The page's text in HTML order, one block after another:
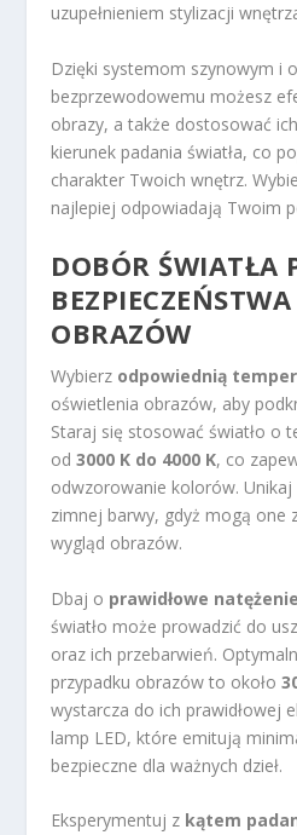
uzupełnieniem stylizacji
Dzięki systemom szynowym i
bezprzewodowemu możesz
obrazy, a także dostosować
kierunek padania światła, co
charakter Twoich wnętrz.
najlepiej odpowiadają Twoim
DOBÓR ŚWIATŁA
OBRAZÓW
Wybierz odpowiednią
oświetlenia obrazów, aby
Staraj się stosować światło o
od3000 K do 4000 K, co
odwzorowanie kolorów. Unikaj
zimnej barwy, gdyż mogą one
wygląd obrazów.
Dbaj o prawidłowe
światło może prowadzić do
oraz ich przebarwień.
przypadku obrazów to około
wystarcza do ich prawidłowej
lamp LED, które emitują
bezpieczne dla ważnych dzieł.
Eksperymentuj z kątem